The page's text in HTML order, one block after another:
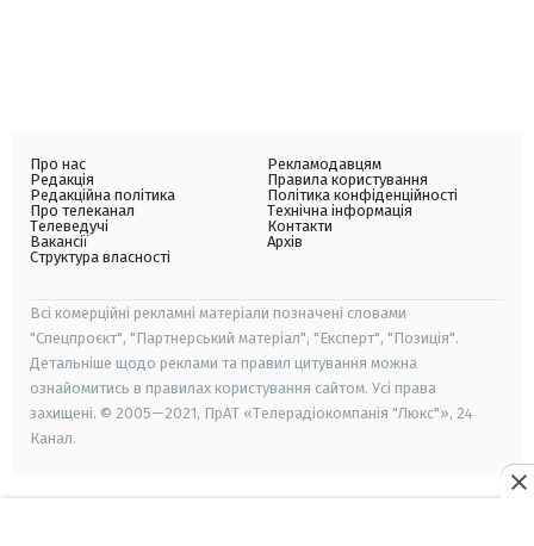
Про нас
Редакція
Редакційна політика
Про телеканал
Телеведучі
Вакансії
Структура власності
Рекламодавцям
Правила користування
Політика конфіденційності
Технічна інформація
Контакти
Архів
Всі комерційні рекламні матеріали позначені словами
"Спецпроєкт", "Партнерський матеріал", "Експерт", "Позиція".
Детальніше щодо реклами та правил цитування можна
ознайомитись в правилах користування сайтом. Усі права
захищені. © 2005—2021, ПрАТ «Телерадіокомпанія "Люкс"», 24
Канал.